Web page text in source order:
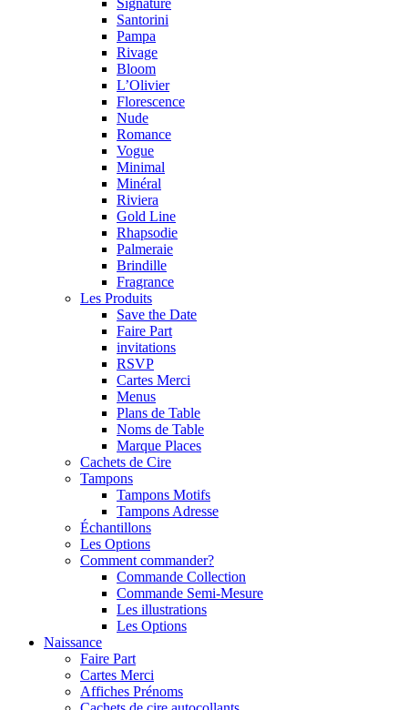
Signature
Santorini
Pampa
Rivage
Bloom
L’Olivier
Florescence
Nude
Romance
Vogue
Minimal
Minéral
Riviera
Gold Line
Rhapsodie
Palmeraie
Brindille
Fragrance
Les Produits
Save the Date
Faire Part
invitations
RSVP
Cartes Merci
Menus
Plans de Table
Noms de Table
Marque Places
Cachets de Cire
Tampons
Tampons Motifs
Tampons Adresse
Échantillons
Les Options
Comment commander?
Commande Collection
Commande Semi-Mesure
Les illustrations
Les Options
Naissance
Faire Part
Cartes Merci
Affiches Prénoms